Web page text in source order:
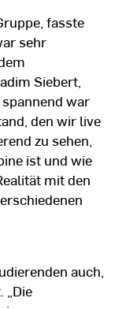
fasste
sehr
Siebert,
war
den wir live
zu sehen,
ist und wie
mit den
auch,